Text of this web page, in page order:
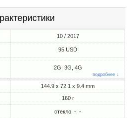
10 / 2017
95 USD
2G, 3G, 4G
подробнее ↓
144.9 x 72.1 x 9.4 mm
160 г
стекло, -, -